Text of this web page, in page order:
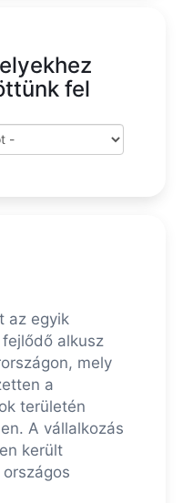
fel
az egyik
alkusz
mely
a
területén
A vállalkozás
került